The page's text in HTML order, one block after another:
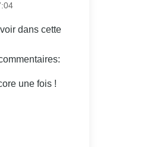
dans cette
une fois !